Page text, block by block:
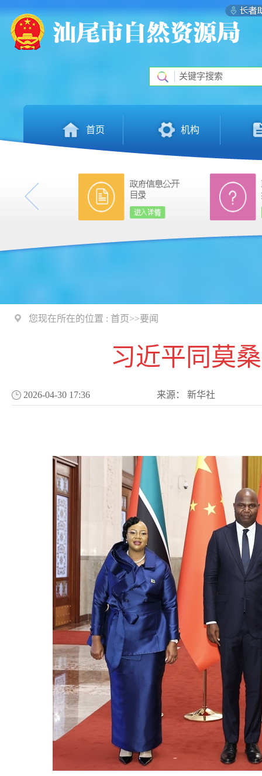
首页 机构
您现在所在的位置 : 首页>>要闻
习近平同莫
2026-04-30 17:36 来源： 新华社